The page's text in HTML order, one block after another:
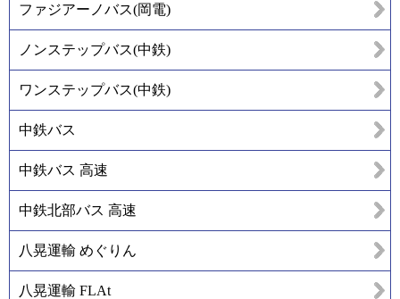
ファジアーノバス(岡電)
ノンステップバス(中鉄)
ワンステップバス(中鉄)
中鉄バス
中鉄バス 高速
中鉄北部バス 高速
八晃運輸 めぐりん
八晃運輸 FLAt